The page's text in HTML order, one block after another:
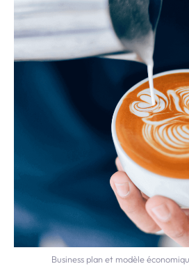
Business plan et modèle